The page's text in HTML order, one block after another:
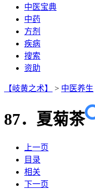
中医宝典
中药
方剂
疾病
搜索
资助
【岐黄之术】 > 中医养生
87．夏菊茶
上一页
目录
相关
下一页